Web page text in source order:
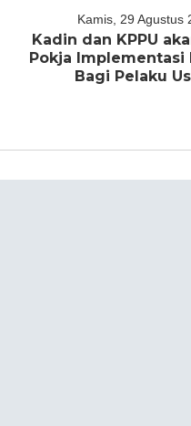
Kamis, 29 Agustus
Kadin dan KPPU
Pokja Implementasi
Bagi Pelaku